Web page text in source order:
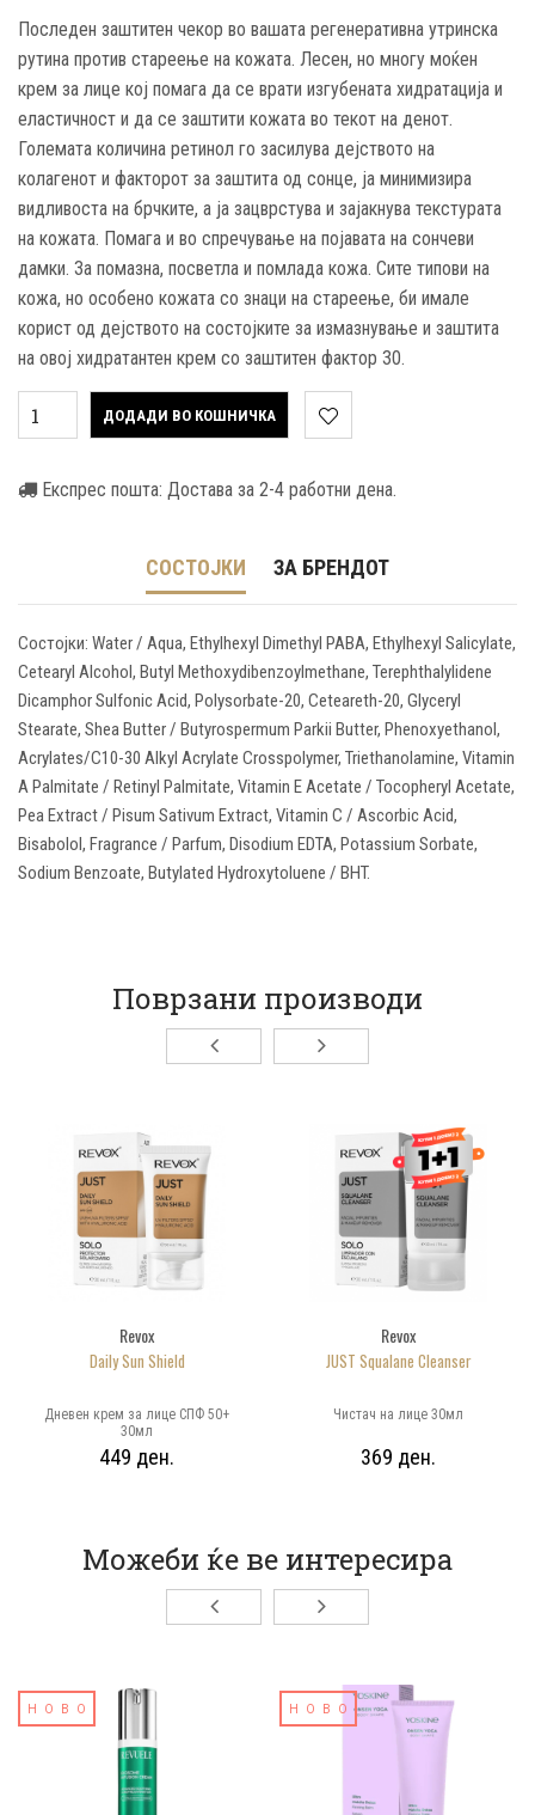
Последен заштитен чекор во вашата регенеративна утринска
рутина против стареење на кожата. Лесен, но многу моќен
крем за лице кој помага да се врати изгубената хидратација и
еластичност и да се заштити кожата во текот на денот.
Големата количина ретинол го засилува дејството на
колагенот и факторот за заштита од сонце, ја минимизира
видливоста на брчките, а ја зацврстува и зајакнува текстурата
на кожата. Помага и во спречување на појавата на сончеви
дамки. За помазна, посветла и помлада кожа. Сите типови на
кожа, но особено кожата со знаци на стареење, би имале
корист од дејството на состојките за измазнување и заштита
на овој хидратантен крем со заштитен фактор 30.
ДОДАДИ ВО КОШНИЧКА
Експрес пошта: Достава за 2-4 работни дена.
СОСТОЈКИ ЗА БРЕНДОТ
Состојки: Water / Aqua, Ethylhexyl Dimethyl PABA, Ethylhexyl Salicylate,
Cetearyl Alcohol, Butyl Methoxydibenzoylmethane, Terephthalylidene
Dicamphor Sulfonic Acid, Polysorbate-20, Ceteareth-20, Glyceryl
Stearate, Shea Butter / Butyrospermum Parkii Butter, Phenoxyethanol,
Acrylates/C10-30 Alkyl Acrylate Crosspolymer, Triethanolamine, Vitamin
A Palmitate / Retinyl Palmitate, Vitamin E Acetate / Tocopheryl Acetate,
Pea Extract / Pisum Sativum Extract, Vitamin C / Ascorbic Acid,
Bisabolol, Fragrance / Parfum, Disodium EDTA, Potassium Sorbate,
Sodium Benzoate, Butylated Hydroxytoluene / BHT.
Поврзани производи
Revox
Daily Sun Shield
Дневен крем за лице СПФ 50+
30мл
449 ден.
Revox
JUST Squalane Cleanser
Чистач на лице 30мл
369 ден.
Можеби ќе ве интересира
НОВО НОВО